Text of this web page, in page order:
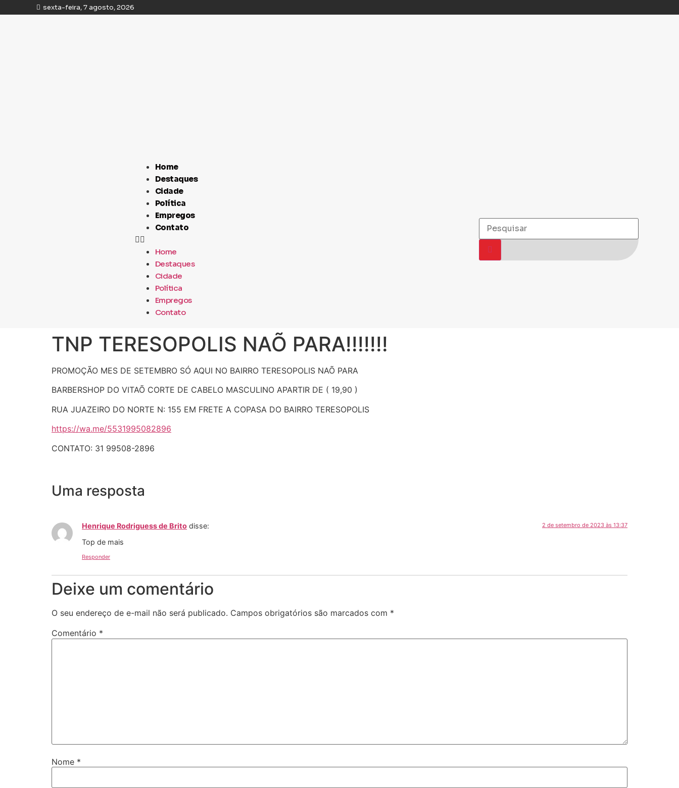
sexta-feira, 7 agosto, 2026
Home
Destaques
Cidade
Política
Empregos
Contato
Home
Destaques
Cidade
Política
Empregos
Contato
TNP TERESOPOLIS NAÕ PARA!!!!!!!
PROMOÇÃO MES DE SETEMBRO SÓ AQUI NO BAIRRO TERESOPOLIS NAÕ PARA
BARBERSHOP DO VITAÕ CORTE DE CABELO MASCULINO APARTIR DE ( 19,90 )
RUA JUAZEIRO DO NORTE N: 155 EM FRETE A COPASA DO BAIRRO TERESOPOLIS
https://wa.me/5531995082896
CONTATO: 31 99508-2896
Uma resposta
Henrique Rodriguess de Brito disse: 2 de setembro de 2023 às 13:37
Top de mais
Responder
Deixe um comentário
O seu endereço de e-mail não será publicado. Campos obrigatórios são marcados com *
Comentário *
Nome *